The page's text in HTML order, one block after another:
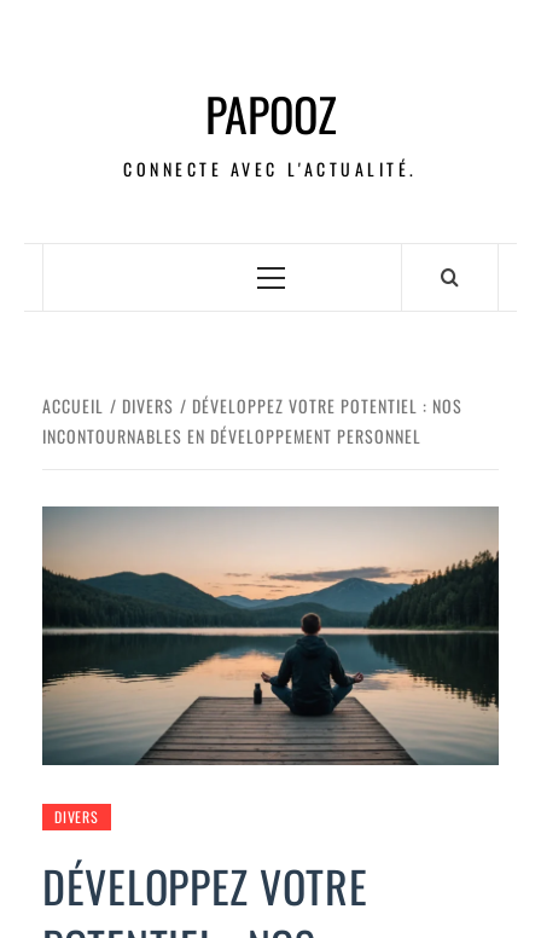
PAPOOZ
CONNECTE AVEC L'ACTUALITÉ.
ACCUEIL DIVERS
DÉVELOPPEZ VOTRE POTENTIEL : NOS
INCONTOURNABLES EN DÉVELOPPEMENT PERSONNEL
DIVERS
DÉVELOPPEZ VOTRE